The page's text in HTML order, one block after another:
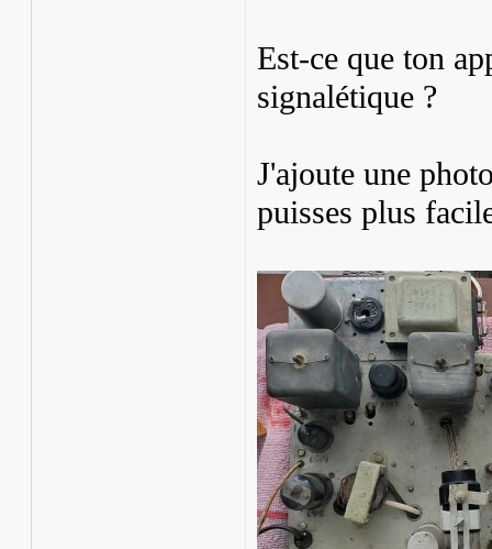
Est-ce que ton
signalétique ?
J'ajoute une
puisses plus